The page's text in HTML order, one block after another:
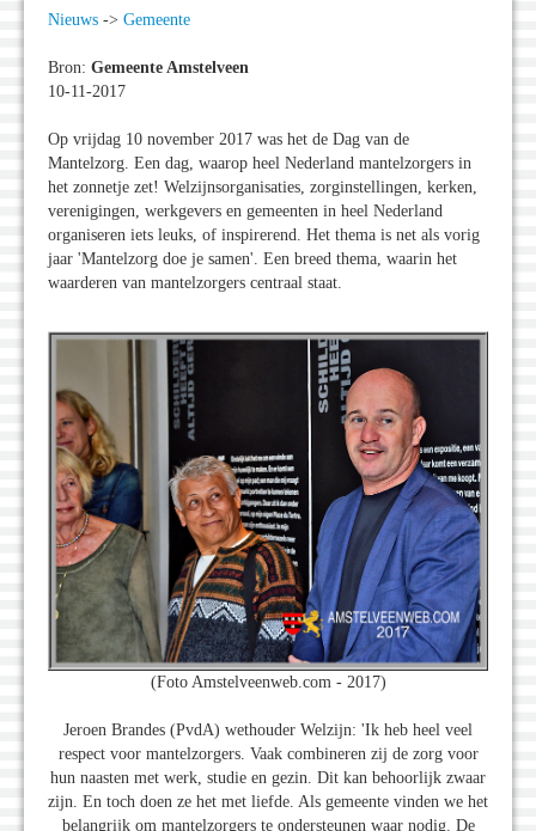
Nieuws -> Gemeente
Bron: Gemeente Amstelveen
10-11-2017
Op vrijdag 10 november 2017 was het de Dag van de
Mantelzorg. Een dag, waarop heel Nederland mantelzorgers in
het zonnetje zet! Welzijnsorganisaties, zorginstellingen, kerken,
verenigingen, werkgevers en gemeenten in heel Nederland
organiseren iets leuks, of inspirerend. Het thema is net als vorig
jaar 'Mantelzorg doe je samen'. Een breed thema, waarin het
waarderen van mantelzorgers centraal staat.
(Foto Amstelveenweb.com - 2017)
Jeroen Brandes (PvdA) wethouder Welzijn: 'Ik heb heel veel
respect voor mantelzorgers. Vaak combineren zij de zorg voor
hun naasten met werk, studie en gezin. Dit kan behoorlijk zwaar
zijn. En toch doen ze het met liefde. Als gemeente vinden we het
belangrijk om mantelzorgers te ondersteunen waar nodig. De